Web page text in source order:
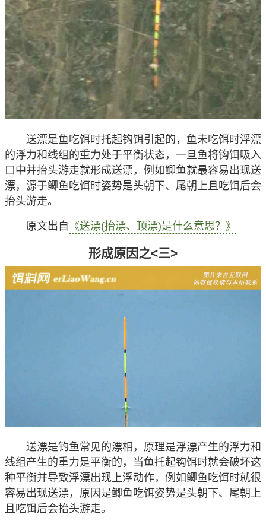
送漂是鱼吃饵时托起钩饵引起的，鱼未吃饵时浮漂
的浮力和线组的重力处于平衡状态，一旦鱼将钩饵吸入
口中并抬头游走就形成送漂，例如鲫鱼就最容易出现送
漂，源于鲫鱼吃饵时姿势是头朝下、尾朝上且吃饵后会
抬头游走。
原文出自 《送漂(抬漂、顶漂)是什么意思？》
形成原因之<三>
送漂是钓鱼常见的漂相，原理是浮漂产生的浮力和
线组产生的重力是平衡的，当鱼托起钩饵时就会破坏这
种平衡并导致浮漂出现上浮动作，例如鲫鱼吃饵时就很
容易出现送漂，原因是鲫鱼吃饵姿势是头朝下、尾朝上
且吃饵后会抬头游走。